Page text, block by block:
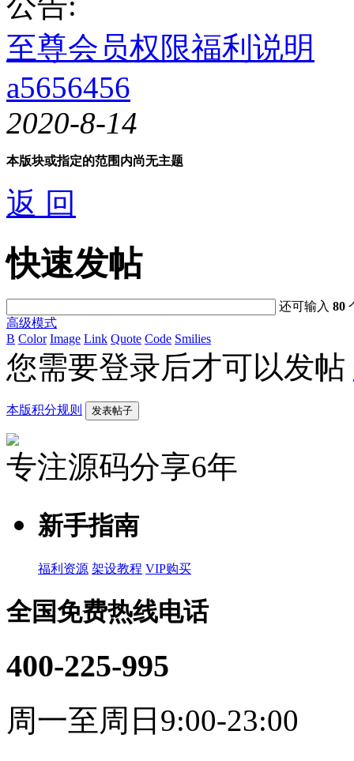
至尊会员权限福利说明
a5656456
2020-8-14
本版块或指定的范围内尚无主题
返 回
快速发帖
还可输入80
高级模式
B Color Image Link Quote Code Smilies
您需要登录后才可以发帖
本版积分规则 发表帖子
专注源码分享6年
新手指南
福利资源 架设教程 VIP购买
全国免费热线电话
400-225-995
周一至周日9:00-23:00